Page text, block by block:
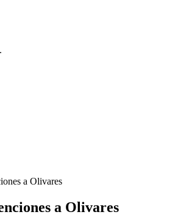
a Olivares
a Olivares